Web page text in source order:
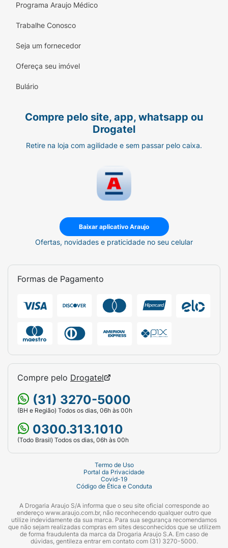
Programa Araujo Médico
Trabalhe Conosco
Seja um fornecedor
Ofereça seu imóvel
Bulário
Compre pelo site, app, whatsapp ou
Drogatel
Retire na loja com agilidade e sem passar pelo caixa.
Baixar aplicativo Araujo
Ofertas, novidades e praticidade no seu celular
Formas de Pagamento
Compre pelo Drogatel
(31) 3270-5000
(BH e Região) Todos os dias, 06h às 00h
0300.313.1010
(Todo Brasil) Todos os dias, 06h às 00h
Termo de Uso
Portal da Privacidade
Covid-19
Código de Ética e Conduta
A Drogaria Araujo S/A informa que o seu site oficial corresponde ao
endereço www.araujo.com.br, não reconhecendo qualquer outro que
utilize indevidamente da sua marca. Para sua segurança recomendamos
que não sejam realizadas compras em sites desconhecidos que se utilizem
de forma fraudulenta da marca da Drogaria Araujo S.A. Em caso de
dúvidas, gentileza entrar em contato com (31) 3270-5000.